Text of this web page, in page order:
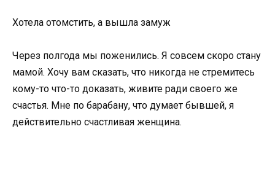
Хотела отомстить, а вышла замуж
Через полгода мы поженились. Я совсем скоро стану
мамой. Хочу вам сказать, что никогда не стремитесь
кому-то что-то доказать, живите ради своего же
счастья. Мне по барабану, что думает бывшей, я
действительно счастливая женщина.